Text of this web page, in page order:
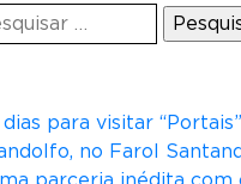
n
D
a
B
para visitar
no Farol